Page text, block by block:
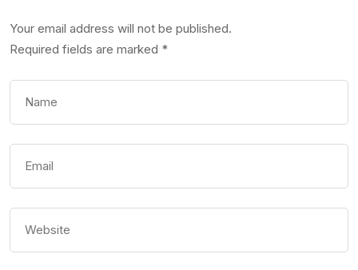
Your email address will not be published.
Required fields are marked *